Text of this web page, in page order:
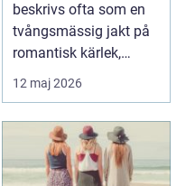
beskrivs ofta som en
tvångsmässig jakt på
romantisk kärlek,
närhet eller
bekräftelse...
12 maj 2026